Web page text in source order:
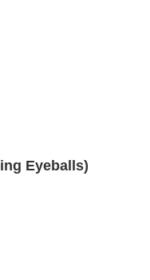
係目的，商店將以您的個人
、核對及更正。
帳頁面顯示為準，若有關於
support/home
護人之同意方可使用
情形，本公司將視審查結果
額度並採取法律行動。
Eyeballs)